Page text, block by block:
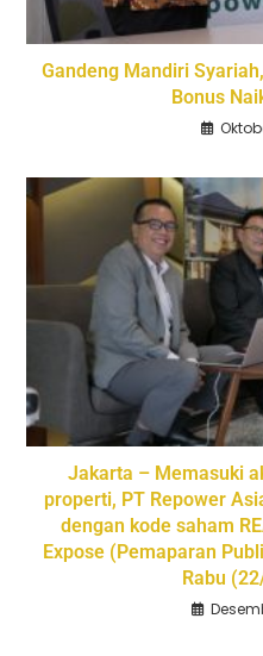
Gandeng Mandiri
Bonus
Jakarta – Memasuki
properti, PT Repower
dengan kode saham
Expose (Pemaparan
Rabu